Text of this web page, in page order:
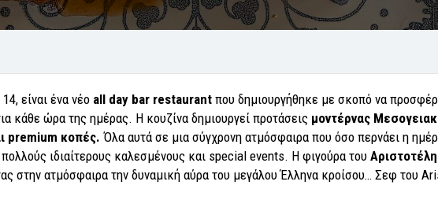
είναι ένα νέο all day bar restaurant που δημιουργήθηκε με σκοπό να
κάθε ώρα της ημέρας. Η κουζίνα δημιουργεί προτάσεις μοντέρνας
premium κοπές. Όλα αυτά σε μια σύγχρονη ατμόσφαιρα που όσο περνάει η
ιδιαίτερους καλεσμένους και special events. Η φιγούρα του
στην ατμόσφαιρα την δυναμική αύρα του μεγάλου Έλληνα κροίσου… Σεφ του